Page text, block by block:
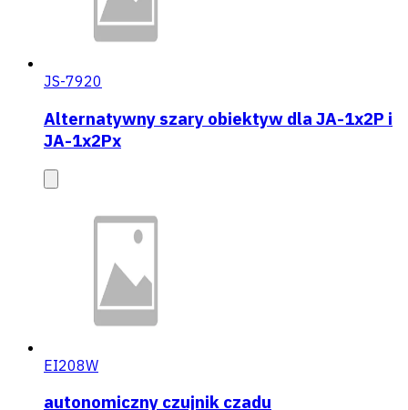
JS-7920
Alternatywny szary obiektyw dla JA-1x2P i
JA-1x2Px
EI208W
autonomiczny czujnik czadu